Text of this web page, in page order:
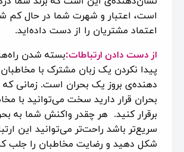
است، اعتبار و شهرت شما در حال
اعتماد مشتریان را از دست داده‌اید.
از دست دادن ارتباطات:بسته شدن
پیدا نکردن یک زبان مشترک با
دهنده‌ی بروز یک بحران است. زمانی
بحران قرار دارید سخت می‌توانید با
برقرار کنید. هر چقدر واکنش شما به
سریع‌تر باشد راحت‌تر می‌توانید این
شکل دهید و رضایت مخاطبان را جلب